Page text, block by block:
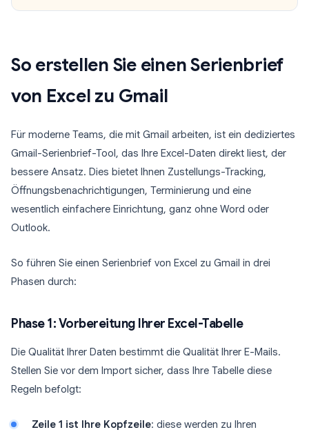
So erstellen Sie einen Serienbrief
von Excel zu Gmail
Für moderne Teams, die mit Gmail arbeiten, ist ein dediziertes
Gmail-Serienbrief-Tool, das Ihre Excel-Daten direkt liest, der
bessere Ansatz. Dies bietet Ihnen Zustellungs-Tracking,
Öffnungsbenachrichtigungen, Terminierung und eine
wesentlich einfachere Einrichtung, ganz ohne Word oder
Outlook.
So führen Sie einen Serienbrief von Excel zu Gmail in drei
Phasen durch:
Phase 1: Vorbereitung Ihrer Excel-Tabelle
Die Qualität Ihrer Daten bestimmt die Qualität Ihrer E-Mails.
Stellen Sie vor dem Import sicher, dass Ihre Tabelle diese
Regeln befolgt:
Zeile 1 ist Ihre Kopfzeile: diese werden zu Ihren